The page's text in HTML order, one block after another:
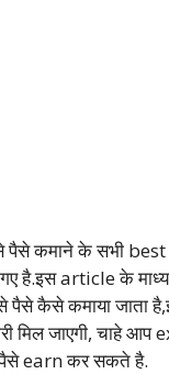
पैसे कमाने के सभी
है.इस article के
कैसे कमाया जाता
मिल जाएगी, चाहे आप
earn कर सकते है.